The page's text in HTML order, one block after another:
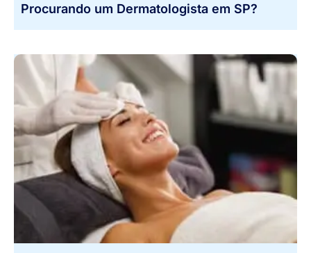
Procurando um Dermatologista em SP?